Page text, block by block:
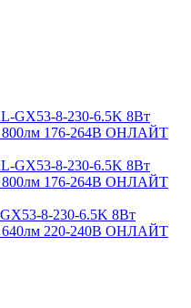
8-230-6.5K 8Вт
640лм 220-240В ОНЛАЙТ